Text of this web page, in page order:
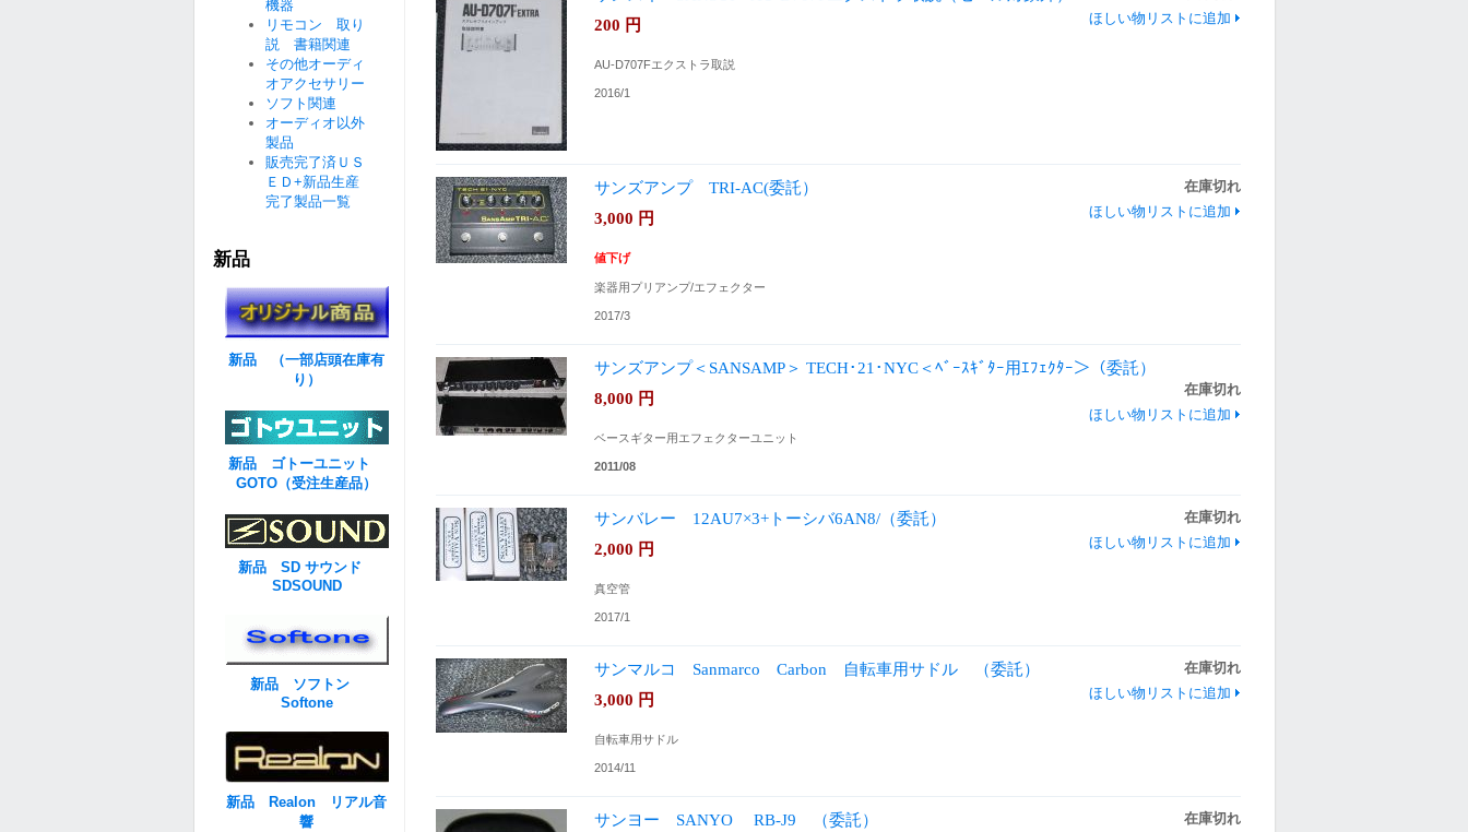
ほしい物リストに追加
200 円
AU-D707Fエクストラ取説
2016/1
サンズアンプ TRI-AC(委託）
在庫切れ
ほしい物リストに追加
3,000 円
値下げ
楽器用プリアンプ/エフェクター
2017/3
サンズアンプ＜SANSAMP＞ TECH･21･NYC＜ﾍﾞｰｽｷﾞﾀｰ用ｴﾌｪｸﾀｰ＞（委託）
在庫切れ
ほしい物リストに追加
8,000 円
ベースギター用エフェクターユニット
2011/08
サンバレー 12AU7×3+トーシバ6AN8/（委託）
在庫切れ
ほしい物リストに追加
2,000 円
真空管
2017/1
サンマルコ Sanmarco Carbon 自転車用サドル （委託）
在庫切れ
ほしい物リストに追加
3,000 円
自転車用サドル
2014/11
サンヨー SANYO RB-J9 （委託）
在庫切れ
機器
リモコン 取り
説 書籍関連
その他オーディ
オアクセサリー
ソフト関連
オーディオ以外
製品
販売完了済ＵＳ
ＥＤ+新品生産
完了製品一覧
新品
新品 （一部店頭在庫有
り）
新品 ゴトーユニット
GOTO（受注生産品）
新品 SD サウンド
SDSOUND
新品 ソフトン
Softone
新品 Realon リアル音
響